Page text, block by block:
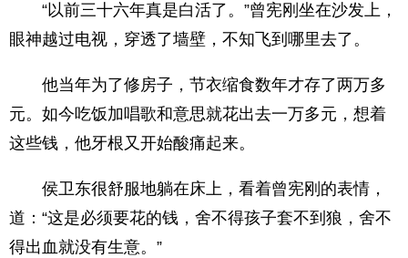
“以前三十六年真是白活了。”曾宪刚坐在沙发上，
眼神越过电视，穿透了墙壁，不知飞到哪里去了。
他当年为了修房子，节衣缩食数年才存了两万多
元。如今吃饭加唱歌和意思就花出去一万多元，想着
这些钱，他牙根又开始酸痛起来。
侯卫东很舒服地躺在床上，看着曾宪刚的表情，
道：“这是必须要花的钱，舍不得孩子套不到狼，舍不
得出血就没有生意。”